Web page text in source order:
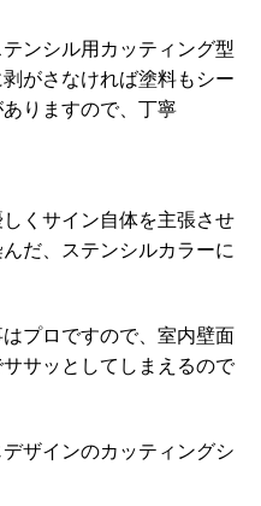
ンシル用カッティング型
がさなければ塗料もシー
りますので、丁寧
くサイン自体を主張させ
だ、ステンシルカラーに
プロですので、室内壁面
サッとしてしまえるので
ザインのカッティングシ